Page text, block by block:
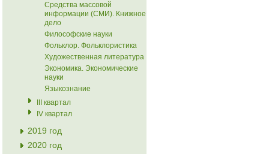
Средства массовой
информации (СМИ). Книжное
дело
Философские науки
Фольклор. Фольклористика
Художественная литература
Экономика. Экономические
науки
Языкознание
III квартал
IV квартал
2019 год
2020 год